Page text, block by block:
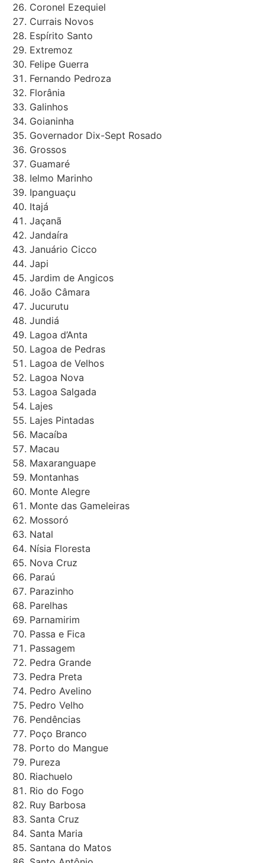
Coronel Ezequiel
Currais Novos
Espírito Santo
Extremoz
Felipe Guerra
Fernando Pedroza
Florânia
Galinhos
Goianinha
Governador Dix-Sept Rosado
Grossos
Guamaré
Ielmo Marinho
Ipanguaçu
Itajá
Jaçanã
Jandaíra
Januário Cicco
Japi
Jardim de Angicos
João Câmara
Jucurutu
Jundiá
Lagoa d’Anta
Lagoa de Pedras
Lagoa de Velhos
Lagoa Nova
Lagoa Salgada
Lajes
Lajes Pintadas
Macaíba
Macau
Maxaranguape
Montanhas
Monte Alegre
Monte das Gameleiras
Mossoró
Natal
Nísia Floresta
Nova Cruz
Paraú
Parazinho
Parelhas
Parnamirim
Passa e Fica
Passagem
Pedra Grande
Pedra Preta
Pedro Avelino
Pedro Velho
Pendências
Poço Branco
Porto do Mangue
Pureza
Riachuelo
Rio do Fogo
Ruy Barbosa
Santa Cruz
Santa Maria
Santana do Matos